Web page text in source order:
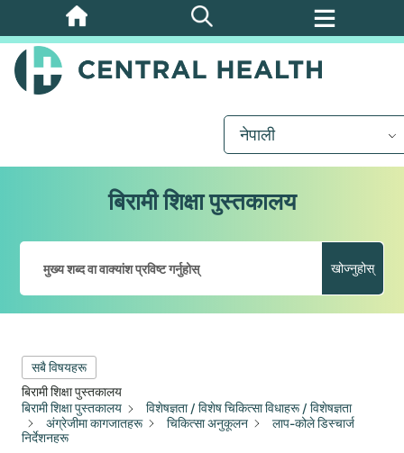
मुख्य
सामग्रीमा
जानुहोस्
नेपाली
बिरामी शिक्षा पुस्तकालय
खोज्नुहोस्
सबै विषयहरू
बिरामी शिक्षा पुस्तकालय
बिरामी शिक्षा पुस्तकालय
विशेषज्ञता / विशेष चिकित्सा विधाहरू / विशेषज्ञता
अंग्रेजीमा कागजातहरू
चिकित्सा अनुकूलन
लाप-कोले डिस्चार्ज
निर्देशनहरू